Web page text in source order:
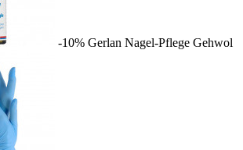
-10% Gerlan Nagel-Pflege Gehwol